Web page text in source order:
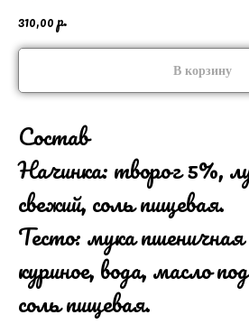
310,00 р.
В корзину
Состав
Начинка: творог 5%,
свежий, соль пищевая.
Тесто: мука
куриное, вода, масло
соль пищевая.